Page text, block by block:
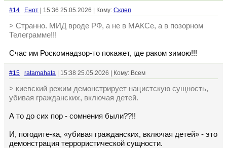
#14 Енот | 15:36 25.05.2026 | Кому: Склеп
> Странно. МИД вроде РФ, а не в МАКСе, а в позорном
Телеграмме!!!
Счас им Роскомнадзор-то покажет, где раком зимою!!!
#15 ratamahata | 15:38 25.05.2026 | Кому: Всем
> киевский режим демонстрирует нацистскую сущность,
убивая гражданских, включая детей.
А то до сих пор - сомнения были??!!
И, погодите-ка, «убивая гражданских, включая детей» - это
демонстрация террористической сущности.